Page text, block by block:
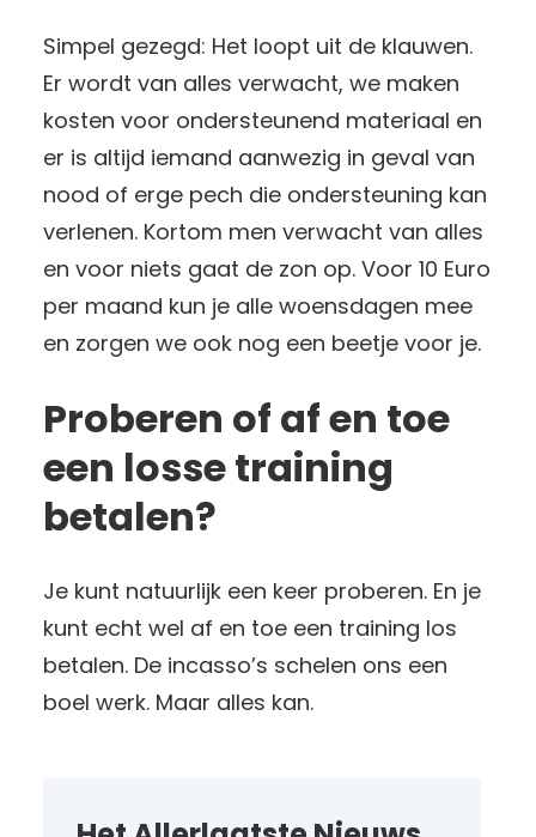
Simpel gezegd: Het loopt uit de klauwen.
Er wordt van alles verwacht, we maken
kosten voor ondersteunend materiaal en
er is altijd iemand aanwezig in geval van
nood of erge pech die ondersteuning kan
verlenen. Kortom men verwacht van alles
en voor niets gaat de zon op. Voor 10 Euro
per maand kun je alle woensdagen mee
en zorgen we ook nog een beetje voor je.
Proberen of af en toe
een losse training
betalen?
Je kunt natuurlijk een keer proberen. En je
kunt echt wel af en toe een training los
betalen. De incasso’s schelen ons een
boel werk. Maar alles kan.